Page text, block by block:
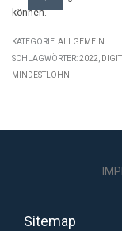
können.
KATEGORIE:ALLGEMEIN
SCHLAGWÖRTER:2022
MINDESTLOHN
Sitemap